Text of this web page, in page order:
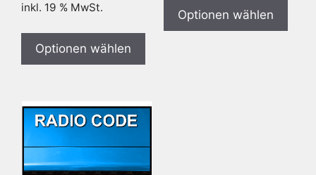
inkl. 19 % MwSt.
Optionen wählen
Optionen wählen